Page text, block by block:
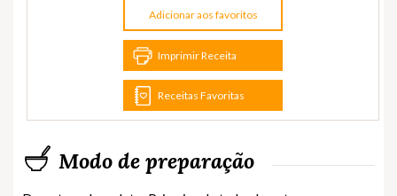
Adicionar aos favoritos
Imprimir Receita
Receitas Favoritas
Modo de preparação